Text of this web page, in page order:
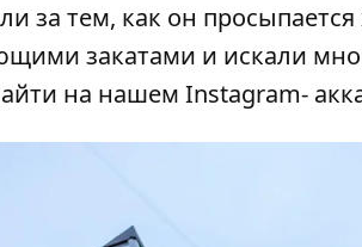
за тем, как он
закатами и искали
на нашем Instagram-